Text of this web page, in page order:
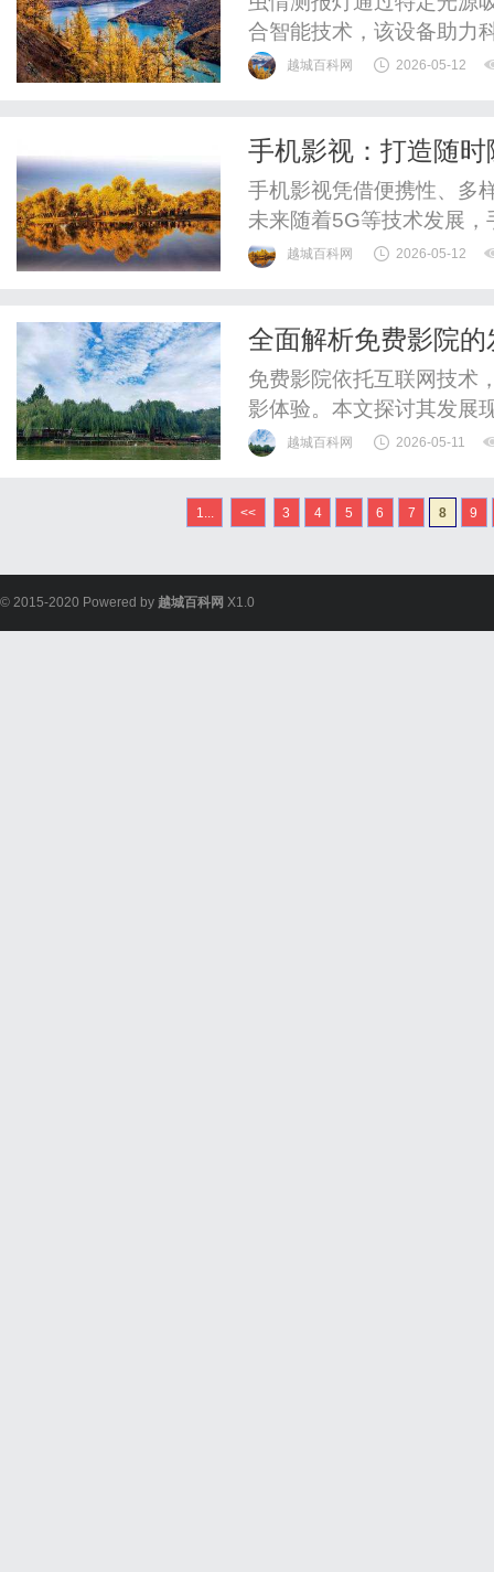
合智能技术，该设备助力
越城百科网 2026-05-12
手机影视：打造随
手机影视凭借便携性、多
未来随着5G等技术发展
越城百科网 2026-05-12
全面解析免费影院
免费影院依托互联网技术
影体验。本文探讨其发展
术和用户体验等关键因素
越城百科网 2026-05-11
1... << 3 4 5 6 7 8 9
© 2015-2020 Powered by 越城百科网 X1.0